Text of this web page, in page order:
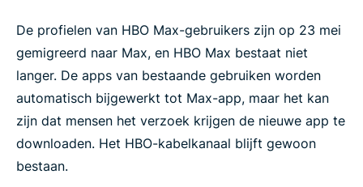
De profielen van HBO Max-gebruikers zijn op 23 mei
gemigreerd naar Max, en HBO Max bestaat niet
langer. De apps van bestaande gebruiken worden
automatisch bijgewerkt tot Max-app, maar het kan
zijn dat mensen het verzoek krijgen de nieuwe app te
downloaden. Het HBO-kabelkanaal blijft gewoon
bestaan.